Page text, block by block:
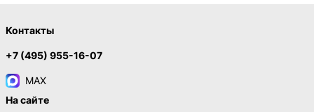
Контакты
+7 (495) 955-16-07
MAX
На сайте